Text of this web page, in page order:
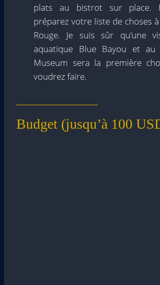
plats au bistrot sur place.
préparez votre liste de choses
Rouge. Je suis sûr qu’une
aquatique Blue Bayou et au
Museum sera la première
voudrez faire.
Budget (jusqu’à 100